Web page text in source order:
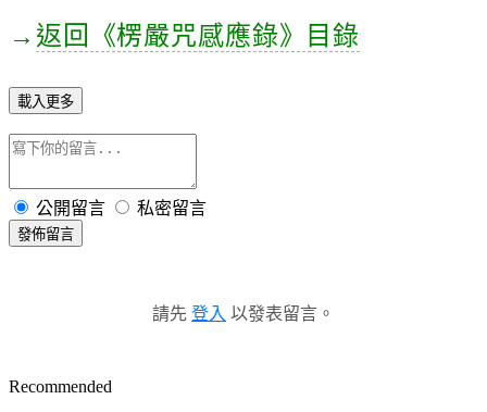
→ 返回 《楞嚴咒感應錄》目錄
載入更多
公開留言 私密留言
發佈留言
請先 登入 以發表留言。
Recommended